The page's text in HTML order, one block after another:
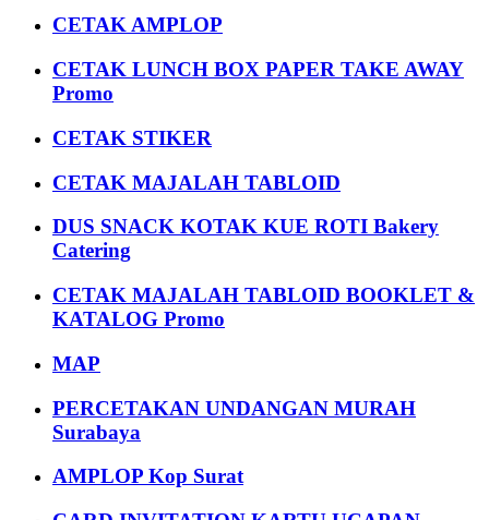
CETAK AMPLOP
CETAK LUNCH BOX PAPER TAKE AWAY
Promo
CETAK STIKER
CETAK MAJALAH TABLOID
DUS SNACK KOTAK KUE ROTI Bakery
Catering
CETAK MAJALAH TABLOID BOOKLET &
KATALOG Promo
MAP
PERCETAKAN UNDANGAN MURAH
Surabaya
AMPLOP Kop Surat